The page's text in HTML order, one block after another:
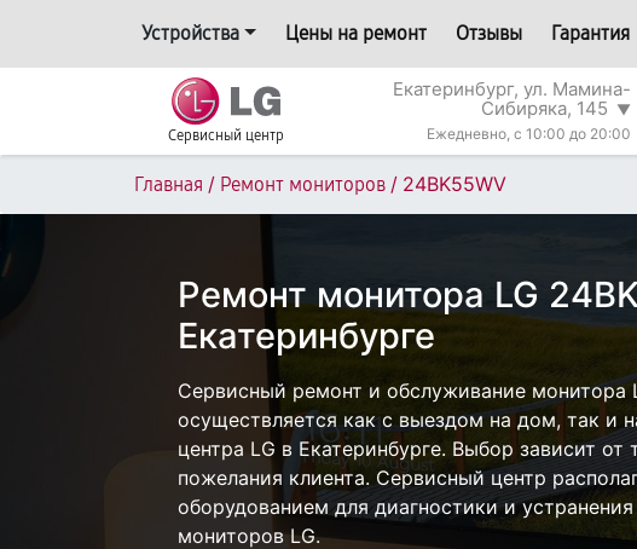
Устройства Цены на ремонт Отзывы Гарантия
Сервисный центр
Екатеринбург, ул. Мамина-
Сибиряка, 145 ▼
Ежедневно, с 10:00 до 20:00
Главная / Ремонт мониторов / 24BK55WV
Ремонт монитора LG
Екатеринбурге
Сервисный ремонт и обслуживание монитора
осуществляется как с выездом на дом, так и
центра LG в Екатеринбурге. Выбор зависит от
пожелания клиента. Сервисный центр
оборудованием для диагностики и
мониторов LG.